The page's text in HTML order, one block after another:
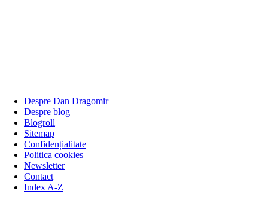
Despre Dan Dragomir
Despre blog
Blogroll
Sitemap
Confidențialitate
Politica cookies
Newsletter
Contact
Index A-Z